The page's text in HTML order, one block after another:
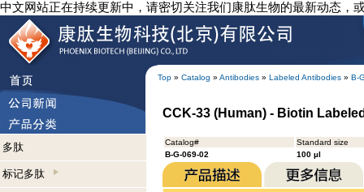
中文网站正在持续更新中，请密切关注我们康肽生物的最新动态，
Top » Catalog » Antibodies » Labeled Antibodies » B-
多肽
标记多肽
CCK-33 (Human) - Biotin
Catalog#
Standard size
B-G-069-02
100 µl